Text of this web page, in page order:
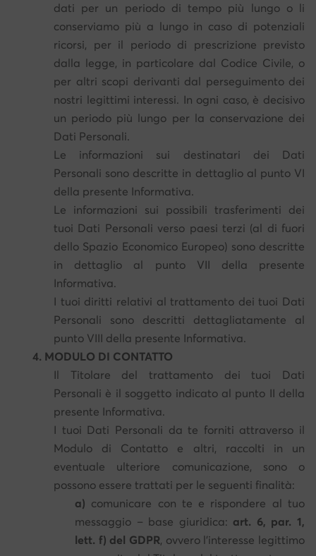
dati per un periodo di tempo più lungo o li
conserviamo più a lungo in caso di potenziali
ricorsi, per il periodo di prescrizione previsto
dalla legge, in particolare dal Codice Civile, o
per altri scopi derivanti dal perseguimento dei
nostri legittimi interessi. In ogni caso, è decisivo
un periodo più lungo per la conservazione dei
Dati Personali.
Le informazioni sui destinatari dei Dati
Personali sono descritte in dettaglio al punto VI
della presente Informativa.
Le informazioni sui possibili trasferimenti dei
tuoi Dati Personali verso paesi terzi (al di fuori
dello Spazio Economico Europeo) sono descritte
in dettaglio al punto VII della presente
Informativa.
I tuoi diritti relativi al trattamento dei tuoi Dati
Personali sono descritti dettagliatamente al
punto VIII della presente Informativa.
4. MODULO DI CONTATTO
Il Titolare del trattamento dei tuoi Dati
Personali è il soggetto indicato al punto II della
presente Informativa.
I tuoi Dati Personali da te forniti attraverso il
Modulo di Contatto e altri, raccolti in un
eventuale ulteriore comunicazione, sono o
possono essere trattati per le seguenti finalità:
a) comunicare con te e rispondere al tuo
messaggio – base giuridica: art. 6, par. 1,
lett. f) del GDPR, ovvero l'interesse legittimo